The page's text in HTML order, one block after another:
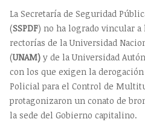
La Secretaría de Seguridad
(SSPDF) no ha logrado vincular
rectorías de la Universidad
(UNAM) y de la Universidad
con los que exigen la
Policial para el Control de
protagonizaron un conato de
la sede del Gobierno capitalino.